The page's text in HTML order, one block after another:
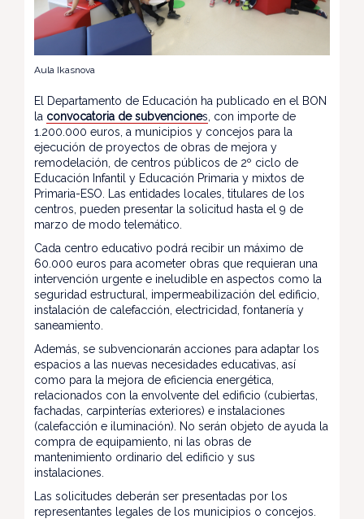
Aula Ikasnova
El Departamento de Educación ha publicado en el BON
la convocatoria de subvenciones , con importe de
1.200.000 euros, a municipios y concejos para la
ejecución de proyectos de obras de mejora y
remodelación, de centros públicos de 2º ciclo de
Educación Infantil y Educación Primaria y mixtos de
Primaria-ESO. Las entidades locales, titulares de los
centros, pueden presentar la solicitud hasta el 9 de
marzo de modo telemático.
Cada centro educativo podrá recibir un máximo de
60.000 euros para acometer obras que requieran una
intervención urgente e ineludible en aspectos como la
seguridad estructural, impermeabilización del edificio,
instalación de calefacción, electricidad, fontanería y
saneamiento.
Además, se subvencionarán acciones para adaptar los
espacios a las nuevas necesidades educativas, así
como para la mejora de eficiencia energética,
relacionados con la envolvente del edificio (cubiertas,
fachadas, carpinterías exteriores) e instalaciones
(calefacción e iluminación). No serán objeto de ayuda la
compra de equipamiento, ni las obras de
mantenimiento ordinario del edificio y sus
instalaciones.
Las solicitudes deberán ser presentadas por los
representantes legales de los municipios o concejos.